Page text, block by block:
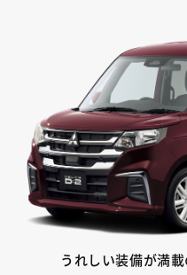
うれしい装備が満